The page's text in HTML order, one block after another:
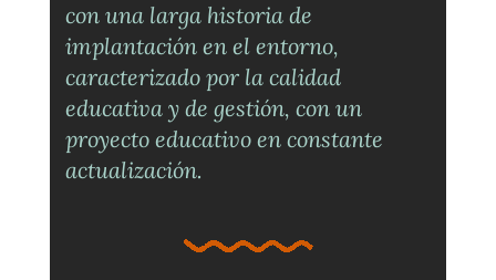
con una larga historia de
implantación en el entorno,
caracterizado por la calidad
educativa y de gestión, con un
proyecto educativo en constante
actualización.